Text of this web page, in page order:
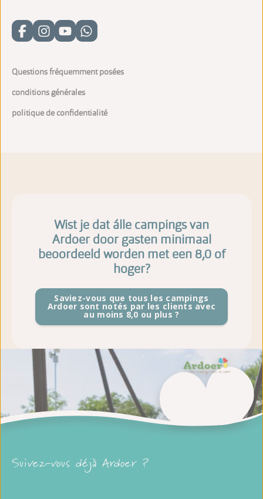
Questions fréquemment posées
conditions générales
politique de confidentialité
Wist je dat álle campings van
Ardoer door gasten minimaal
beoordeeld worden met een 8,0 of
hoger?
Saviez-vous que tous les campings
Ardoer sont notés par les clients avec
au moins 8,0 ou plus ?
Suivez-vous déjà Ardoer ?